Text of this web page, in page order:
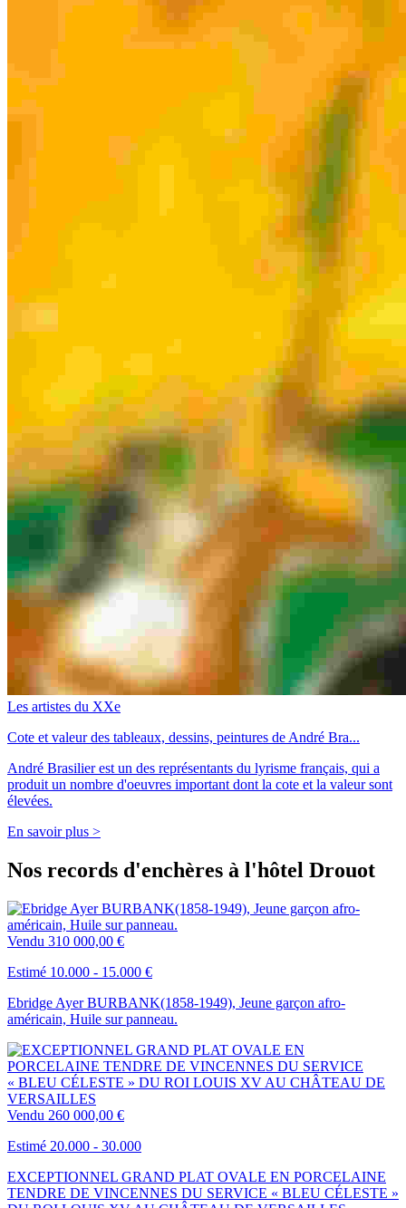
Les artistes du XXe
Cote et valeur des tableaux, dessins, peintures de André Bra...
André Brasilier est un des représentants du lyrisme français, qui a
produit un nombre d'oeuvres important dont la cote et la valeur sont
élevées.
En savoir plus >
Nos records d'enchères à l'hôtel Drouot
Vendu 310 000,00 €
Estimé 10.000 - 15.000 €
Ebridge Ayer BURBANK(1858-1949), Jeune garçon afro-
américain, Huile sur panneau.
Vendu 260 000,00 €
Estimé 20.000 - 30.000
EXCEPTIONNEL GRAND PLAT OVALE EN PORCELAINE
TENDRE DE VINCENNES DU SERVICE « BLEU CÉLESTE »